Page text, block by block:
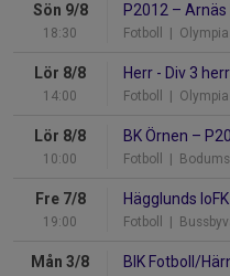
Sön 9/8
18:30
P2012 – Arnäs
Fotboll |
Lör 8/8
14:00
Herr - Div 3
Fotboll |
Lör 8/8
10:00
BK Örnen –
Fotboll |
Fre 7/8
19:00
Hägglunds
Fotboll |
Mån 3/8 BIK Fotboll/